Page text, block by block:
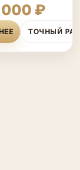
000 ₽
ТОЧНЫЙ